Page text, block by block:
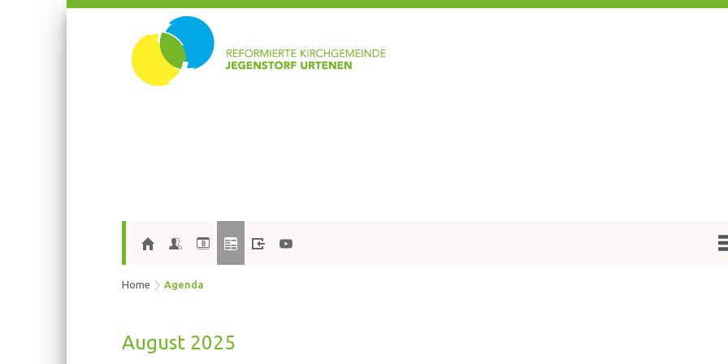
8
Home Agenda
Au­gust 2025